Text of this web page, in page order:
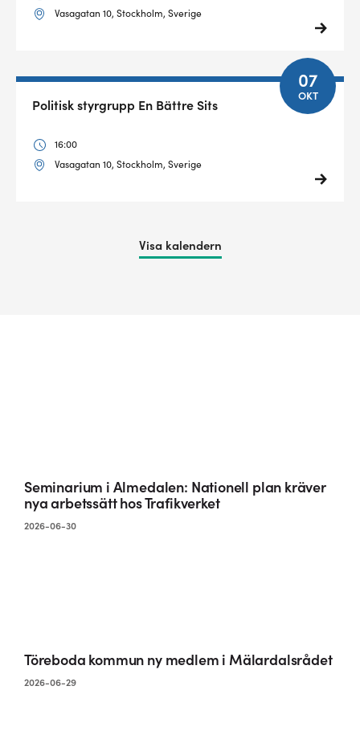
Vasagatan 10, Stockholm, Sverige
07
OKT
Politisk styrgrupp En Bättre Sits
16:00
Vasagatan 10, Stockholm, Sverige
Visa kalendern
Seminarium i Almedalen: Nationell plan kräver
nya arbetssätt hos Trafikverket
2026-06-30
Töreboda kommun ny medlem i Mälardalsrådet
2026-06-29